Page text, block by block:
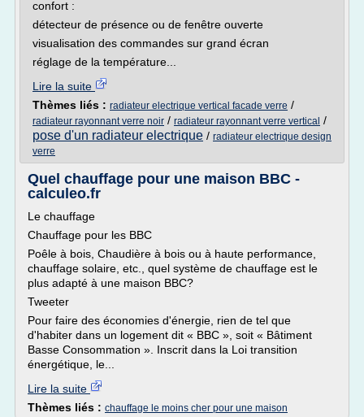
confort :
détecteur de présence ou de fenêtre ouverte
visualisation des commandes sur grand écran
réglage de la température...
Lire la suite
Thèmes liés : radiateur electrique vertical facade verre /
radiateur rayonnant verre noir / radiateur rayonnant verre vertical /
pose d'un radiateur electrique / radiateur electrique design
verre
Quel chauffage pour une maison BBC -
calculeo.fr
Le chauffage
Chauffage pour les BBC
Poêle à bois, Chaudière à bois ou à haute performance,
chauffage solaire, etc., quel système de chauffage est le
plus adapté à une maison BBC?
Tweeter
Pour faire des économies d'énergie, rien de tel que
d'habiter dans un logement dit « BBC », soit « Bâtiment
Basse Consommation ». Inscrit dans la Loi transition
énergétique, le...
Lire la suite
Thèmes liés : chauffage le moins cher pour une maison